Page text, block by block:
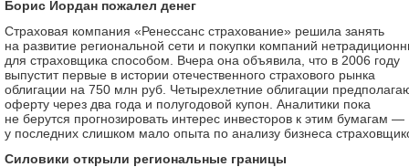
Борис Йордан пожалел денег
Страховая компания «Ренессанс страхование» решила занять
на развитие региональной сети и покупки компаний
для страховщика способом. Вчера она объявила, что в 2006 году
выпустит первые в истории отечественного страхового рынка
облигации на 750 млн руб. Четырехлетние облигации
оферту через два года и полугодовой купон. Аналитики пока
не берутся прогнозировать интерес инвесторов к этим бумагам —
у последних слишком мало опыта по анализу бизнеса
Силовики открыли региональные границы